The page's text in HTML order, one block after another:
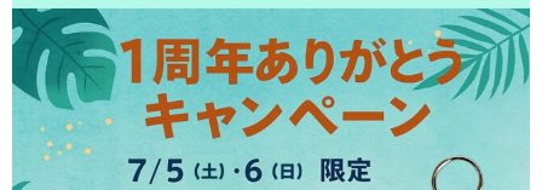
りがとうございました！
2026/04/14
松戸市よりお越しのお客様のSwitchのガラス交換をさせて頂きました！あ
りがとうございました！
2026/04/13
松戸市よりお越しのお客様のiPhone14のバッテリー交換をさせて頂きまし
た！ありがとうございました！
2026/04/12
柏市よりお越しのお客様のiPhone12ProMaxのバッテリー交換をさせて頂き